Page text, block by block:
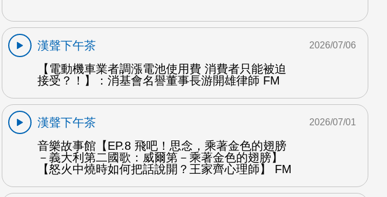
漢聲下午茶
【電動機車業者調漲電池使用費 消費者只能被迫
接受？！】：消基會名譽董事長游開雄律師 FM
2026/07/06
漢聲下午茶
音樂故事館【EP.8 飛吧！思念，乘著金色的翅膀
－義大利第二國歌：威爾第－乘著金色的翅膀】
【怒火中燒時如何把話說開？王家齊心理師】 FM
2026/07/01